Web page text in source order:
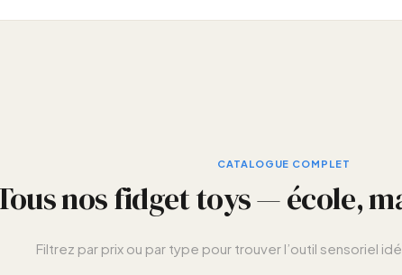
CATALOGUE COMPLET
nos fidget toys — école,
Filtrez par prix ou par type pour trouver l’outil sensoriel